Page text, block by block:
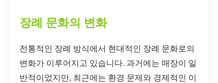
장례 문화의 변화
전통적인 장례 방식에서 현대적인 장례 문화로의
변화가 이루어지고 있습니다. 과거에는 매장이 일
반적이었지만, 최근에는 환경 문제와 경제적인 이